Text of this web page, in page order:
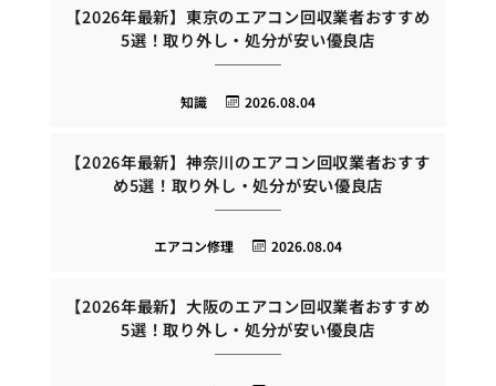
【2026年最新】東京のエアコン回収業者おすすめ
5選！取り外し・処分が安い優良店
2026.08.04
知識
【2026年最新】神奈川のエアコン回収業者おすす
め5選！取り外し・処分が安い優良店
2026.08.04
エアコン修理
【2026年最新】大阪のエアコン回収業者おすすめ
5選！取り外し・処分が安い優良店